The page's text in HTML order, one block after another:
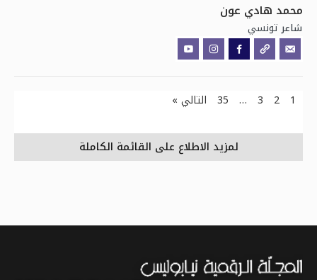
محمد هادي عون
شاعر تونسي
1
2
3
…
35 التالي »
لمزيد الاطلاع على القائمة الكاملة